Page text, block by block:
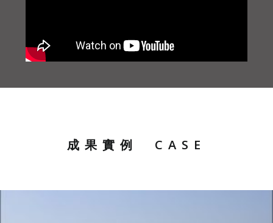
成果實例 CASE